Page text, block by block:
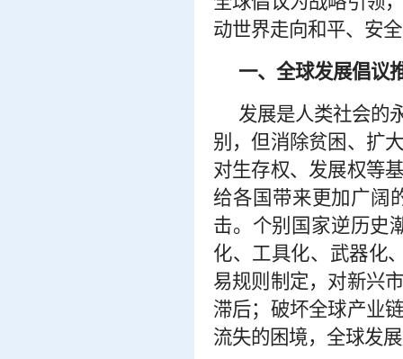
动世界走向和平、安
一、全球发展倡议
发展是人类社会的
别，但消除贫困、扩
对生存权、发展权等
给各国带来更加广阔
击。个别国家逆历史
化、工具化、武器化
易规则制定，对新兴
滞后；破坏全球产业
流失的困境，全球发